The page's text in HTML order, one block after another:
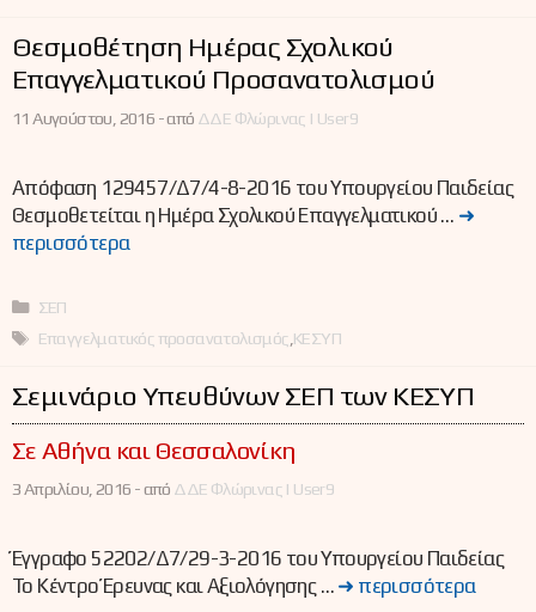
Θεσμοθέτηση Ημέρας Σχολικού
Επαγγελματικού Προσανατολισμού
11 Αυγούστου, 2016 -από ΔΔΕ Φλώρινας | User9
Απόφαση 129457/Δ7/4-8-2016 του Υπουργείου Παιδείας
Θεσμοθετείται η Ημέρα Σχολικού Επαγγελματικού … ➜
περισσότερα
Κατηγορίες
ΣΕΠ
Ετικέτες
Επαγγελματικός προσανατολισμός ΚΕΣΥΠ
Σεμινάριο Υπευθύνων ΣΕΠ των ΚΕΣΥΠ
Σε Αθήνα και Θεσσαλονίκη
3 Απριλίου, 2016 -από ΔΔΕ Φλώρινας | User9
Έγγραφο 52202/Δ7/29-3-2016 του Υπουργείου Παιδείας
Το Κέντρο Έρευνας και Αξιολόγησης … ➜ περισσότερα